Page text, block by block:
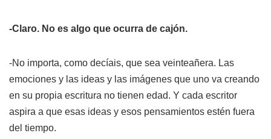
-Claro. No es algo que ocurra de cajón.
-No importa, como decíais, que sea veinteañera. Las
emociones y las ideas y las imágenes que uno va creando
en su propia escritura no tienen edad. Y cada escritor
aspira a que esas ideas y esos pensamientos estén fuera
del tiempo.